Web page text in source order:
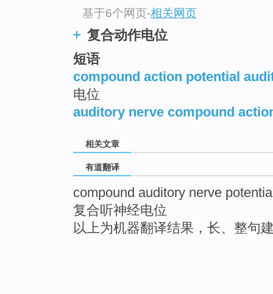
基于6个网页-相关网页
复合动作电位
短语
compound action potential
电位
auditory nerve compound
相关文章
有道翻译
compound auditory nerve
复合听神经电位
以上为机器翻译结果，长、整句